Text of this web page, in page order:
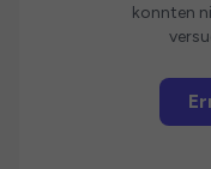
konnten